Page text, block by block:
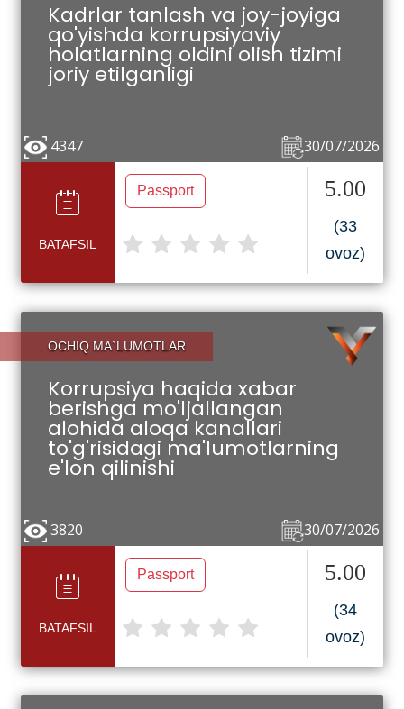
Kadrlar tanlash va joy-joyiga
qo'yishda korrupsiyaviy
holatlarning oldini olish tizimi
joriy etilganligi
30/07/2026
4347
BATAFSIL
Passport 5.00
(33
ovoz)
OCHIQ MA`LUMOTLAR
Korrupsiya haqida xabar
berishga mo'ljallangan
alohida aloqa kanallari
to'g'risidagi ma'lumotlarning
e'lon qilinishi
30/07/2026
3820
BATAFSIL
Passport 5.00
(34
ovoz)